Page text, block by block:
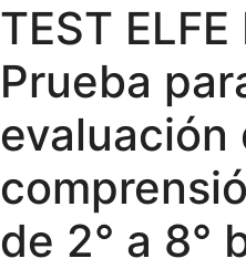
TEST
Prueba
evaluación
de 2° a 8°